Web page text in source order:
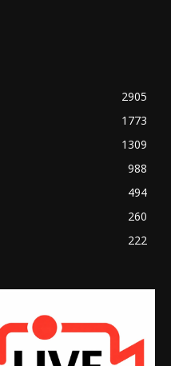
2905
1773
1309
988
494
260
222